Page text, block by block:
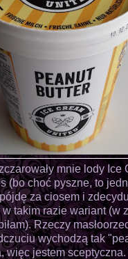
mnie lody Ice
(bo choć pyszne, to
za ciosem i
takim razie wariant (w
Rzeczy
wychodzą tak
więc jestem